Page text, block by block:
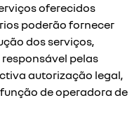
oferecidos
poderão fornecer
dos serviços,
responsável pelas
autorização legal,
de operadora de